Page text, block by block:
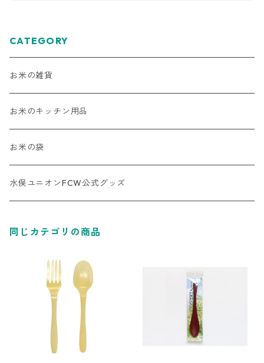
CATEGORY
お米の雑貨
お米のキッチン用品
お米の袋
水俣ユニオンFCW公式グッズ
同じカテゴリの商品